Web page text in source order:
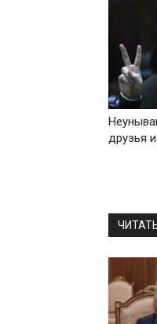
друзья